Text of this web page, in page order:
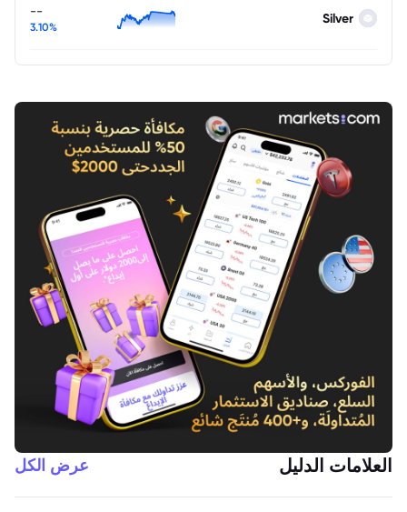
Silver
--
3.10%
العلامات الدليل عرض الكل